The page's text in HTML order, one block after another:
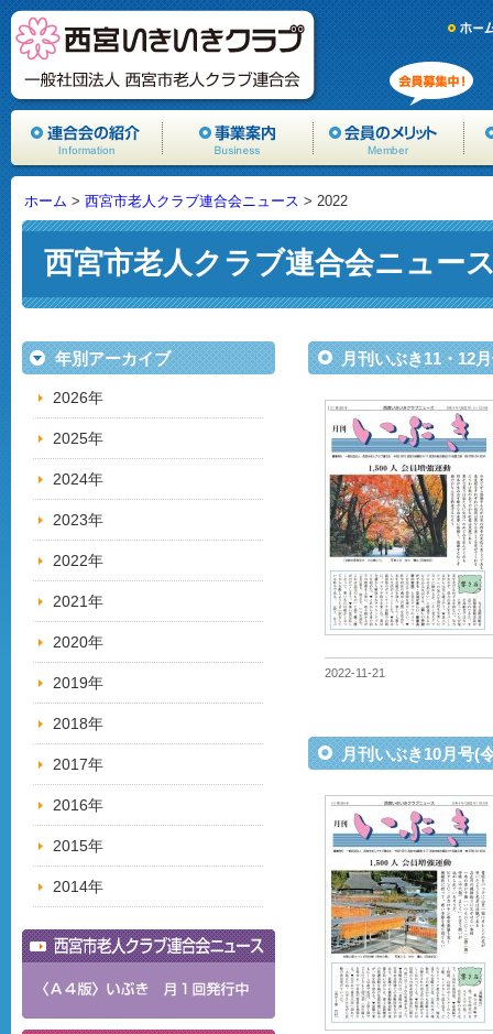
ホーム > 西宮市老人クラブ連合会ニュース > 2022
西宮市老人クラブ連合会ニュー
月刊いぶき11・12
2022-11-21
月刊いぶき10月号(
年別アーカイブ
2026年
2025年
2024年
2023年
2022年
2021年
2020年
2019年
2018年
2017年
2016年
2015年
2014年